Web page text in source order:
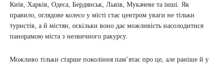
Київ, Харків, Одеса, Бердянськ, Львів, Мукачеве та інші. Як
правило, оглядове колесо у місті стає центром уваги не тільки
туристів, а й містян, оскільки воно дає можливість насолодитися
панорамою міста з незвичного ракурсу.
Можливо тільки старше покоління пам’ятає про це, але раніше й у